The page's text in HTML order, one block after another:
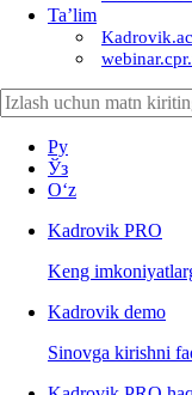
Ta’lim
Ру
Ўз
Oʻz
Kadrovik PRO
Keng
Kadrovik demo
Sinovga kirishni